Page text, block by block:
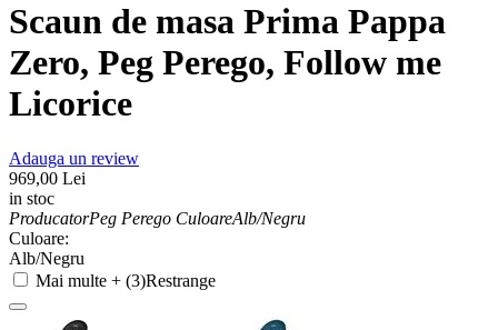
Scaun de masa Prima Pappa
Zero, Peg Perego, Follow me
Licorice
Adauga un review
969,00 Lei
in stoc
ProducatorPeg Perego CuloareAlb/Negru
Culoare:
Alb/Negru
Mai multe + (3)Restrange